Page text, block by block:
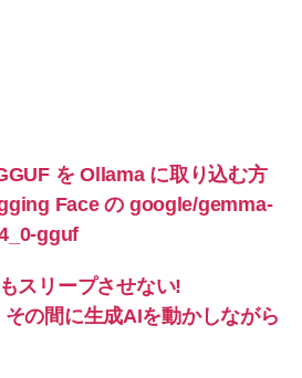
を Ollama に取り込む方
Face の google/gemma-
gguf
スリープさせない!
の間に生成AIを動かしながら